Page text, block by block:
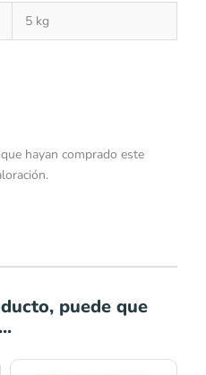
5 kg
hayan comprado este
puede que